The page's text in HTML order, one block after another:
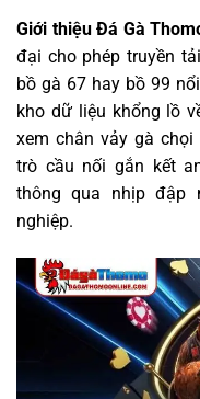
Giới thiệu Đá Gà
đại cho phép truyền
bồ gà 67 hay bồ 99
kho dữ liệu khổng lồ
xem chân vảy gà
trò cầu nối gắn kết
thông qua nhịp đập
nghiệp.